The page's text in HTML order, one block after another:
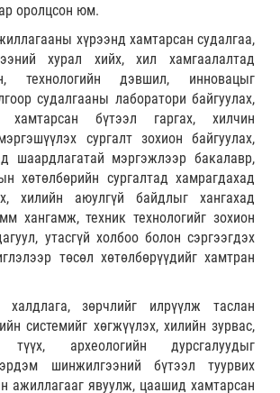
оролцсон юм.
хүрээнд хамтарсан судалгаа,
хурал хийх, хил хамгаалалтад
технологийн дэвшил, инновацыг
судалгааны лаборатори байгуулах,
бүтээл гаргах, хилчин
сургалт зохион байгуулах,
шаардлагатай мэргэжлээр бакалавр,
хөтөлбөрийн сургалтад хамрагдахад
хилийн аюулгүй байдлыг хангахад
хангамж, техник технологийг зохион
утасгүй холбоо болон сэргээгдэх
төсөл хөтөлбөрүүдийг хамтран
халдлага, зөрчлийг илрүүлж таслан
системийг хөгжүүлэх, хилийн зурвас,
археологийн дурсгалуудыг
эрдэм шинжилгээний бүтээл туурвих
ажиллагааг явуулж, цаашид хамтарсан